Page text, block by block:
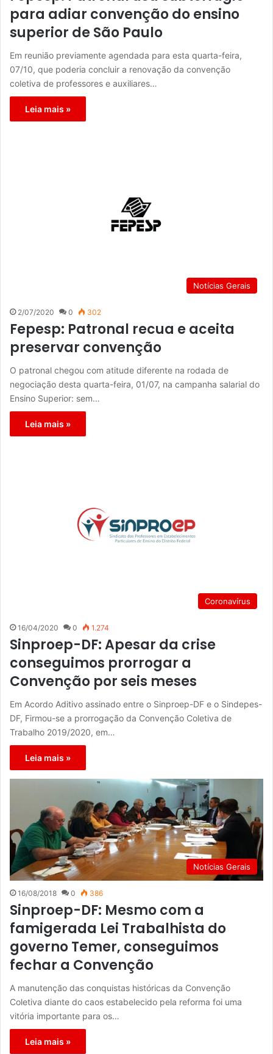
para adiar convenção do ensino
superior de São Paulo
Em reunião previamente agendada para esta quarta-feira,
07/10, que poderia concluir a renovação da convenção
coletiva de professores e auxiliares…
Leia mais »
Notícias Gerais
2/07/2020 0 302
Fepesp: Patronal recua e aceita
preservar convenção
O patronal chegou com atitude diferente na rodada de
negociação desta quarta-feira, 01/07, na campanha salarial do
Ensino Superior: sem…
Leia mais »
Coronavírus
16/04/2020 0 1.274
Sinproep-DF: Apesar da crise
conseguimos prorrogar a
Convenção por seis meses
Em Acordo Aditivo assinado entre o Sinproep-DF e o Sindepes-
DF, Firmou-se a prorrogação da Convenção Coletiva de
Trabalho 2019/2020, em…
Leia mais »
Notícias Gerais
16/08/2018 0 386
Sinproep-DF: Mesmo com a
famigerada Lei Trabalhista do
governo Temer, conseguimos
fechar a Convenção
A manutenção das conquistas históricas da Convenção
Coletiva diante do caos estabelecido pela reforma foi uma
vitória importante para os…
Leia mais »